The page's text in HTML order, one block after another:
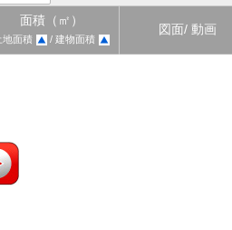
面積（㎡）
地面積 / 建物面積
図面/ 動画